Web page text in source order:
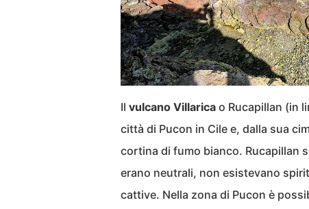
Il vulcano Villarica o Rucapillan (in
città di Pucon in Cile e, dalla sua
cortina di fumo bianco. Rucapillan
erano neutrali, non esistevano
cattive. Nella zona di Pucon è